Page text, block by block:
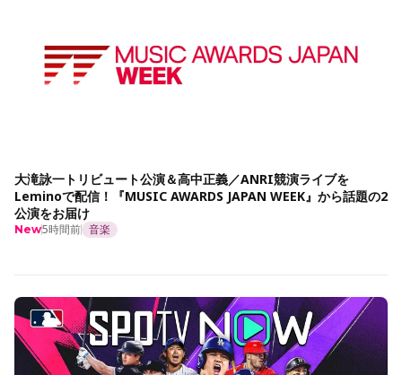
大滝詠一トリビュート公演＆高中正義／ANRI競演ライブを
Leminoで配信！『MUSIC AWARDS JAPAN WEEK』から話題の2
公演をお届け
New5時間前 音楽